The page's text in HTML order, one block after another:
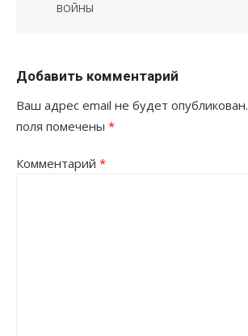
ВОЙНЫ
Добавить комментарий
Ваш адрес email не будет опубликован.
поля помечены *
Комментарий *